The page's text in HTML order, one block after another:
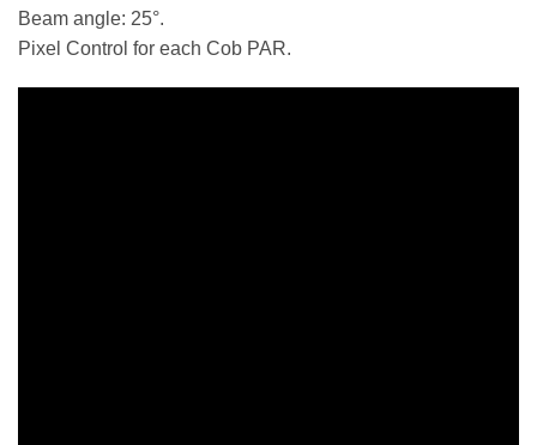
Beam angle: 25°.
Pixel Control for each Cob PAR.